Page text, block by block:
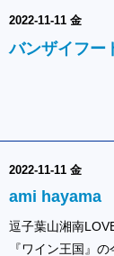
2022-11-11 金
バンザイフー
2022-11-11 金
ami hayama
逗子葉山湘南
『ワイン王国』